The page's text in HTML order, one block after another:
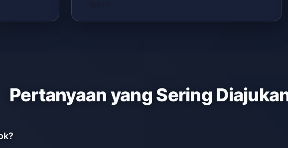
Pertanyaan yang Sering